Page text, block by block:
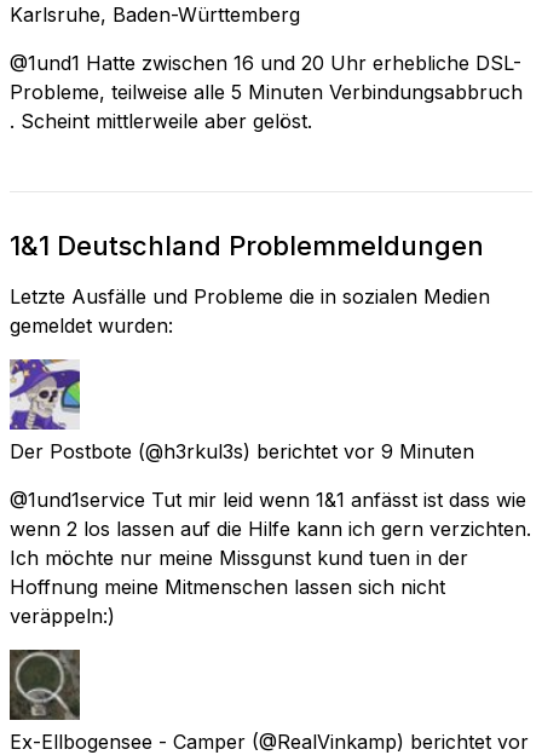
Karlsruhe, Baden-Württemberg
@1und1 Hatte zwischen 16 und 20 Uhr erhebliche DSL-
Probleme, teilweise alle 5 Minuten Verbindungsabbruch
. Scheint mittlerweile aber gelöst.
1&1 Deutschland Problemmeldungen
Letzte Ausfälle und Probleme die in sozialen Medien
gemeldet wurden:
Der Postbote (@h3rkul3s) berichtet vor 9 Minuten
@1und1service Tut mir leid wenn 1&1 anfässt ist dass wie
wenn 2 los lassen auf die Hilfe kann ich gern verzichten.
Ich möchte nur meine Missgunst kund tuen in der
Hoffnung meine Mitmenschen lassen sich nicht
veräppeln:)
Ex-Ellbogensee - Camper (@RealVinkamp) berichtet vor